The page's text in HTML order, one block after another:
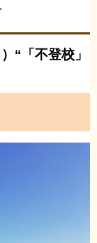
“「不登校」